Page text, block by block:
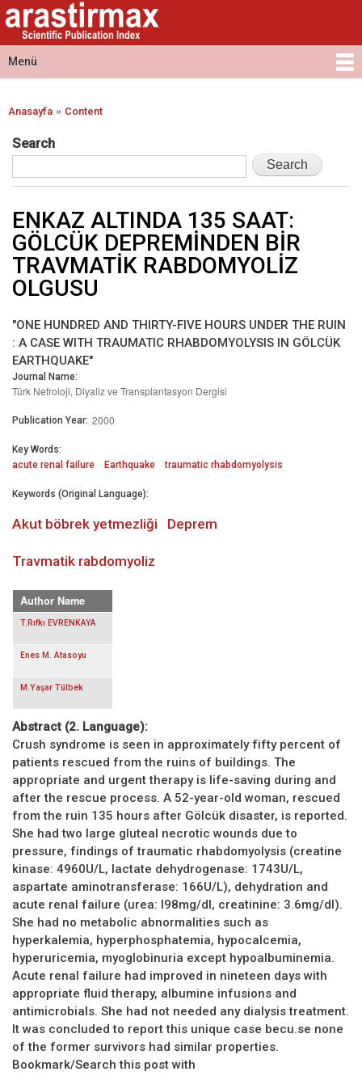
Ana
içeriğe
atla
Arastirmax
- Scientific
Publication
Index
Arastirmax
Scientific
Publication
Index
Menü
Ana menü
Buradasınız
Anasayfa » Content
Search
ENKAZ ALTINDA 135 SAAT:
GÖLCÜK DEPREMİNDEN BİR
TRAVMATİK RABDOMYOLİZ
OLGUSU
"ONE HUNDRED AND THIRTY-FIVE HOURS UNDER THE RUIN
: A CASE WITH TRAUMATIC RHABDOMYOLYSIS IN GÖLCÜK
EARTHQUAKE"
Journal Name:
Türk Nefroloji, Diyaliz ve Transplantasyon Dergisi
Publication Year: 2000
Key Words:
acute renal failure
Earthquake traumatic rhabdomyolysis
Keywords (Original Language):
Akut böbrek yetmezliği Deprem
Travmatik rabdomyoliz
Author Name
T.Rıfkı EVRENKAYA
Enes M. Atasoyu
M.Yaşar Tülbek
Abstract (2. Language):
Crush syndrome is seen in approximately fifty percent of
patients rescued from the ruins of buildings. The
appropriate and urgent therapy is life-saving during and
after the rescue process. A 52-year-old woman, rescued
from the ruin 135 hours after Gölcük disaster, is reported.
She had two large gluteal necrotic wounds due to
pressure, findings of traumatic rhabdomyolysis (creatine
kinase: 4960U/L, lactate dehydrogenase: 1743U/L,
aspartate aminotransferase: 166U/L), dehydration and
acute renal failure (urea: I98mg/dl, creatinine: 3.6mg/dl).
She had no metabolic abnormalities such as
hyperkalemia, hyperphosphatemia, hypocalcemia,
hyperuricemia, myoglobinuria except hypoalbuminemia.
Acute renal failure had improved in nineteen days with
appropriate fluid therapy, albumine infusions and
antimicrobials. She had not needed any dialysis treatment.
It was concluded to report this unique case becu.se none
of the former survivors had similar properties.
Bookmark/Search this post with